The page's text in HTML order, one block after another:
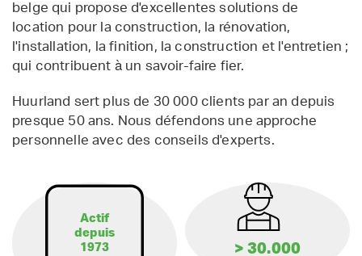
belge qui propose d'excellentes solutions de
location pour la construction, la rénovation,
l'installation, la finition, la construction et l'entretien ;
qui contribuent à un savoir-faire fier.
Huurland sert plus de 30 000 clients par an depuis
presque 50 ans. Nous défendons une approche
personnelle avec des conseils d'experts.
Actif
depuis
1973
> 30.000